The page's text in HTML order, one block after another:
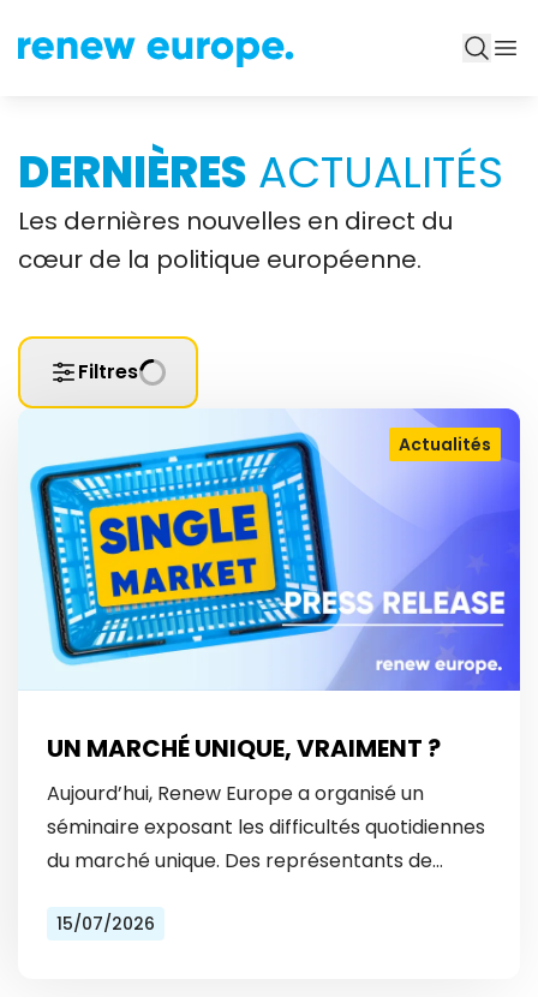
DERNIÈRES ACTUALITÉS
Les dernières nouvelles en direct du
cœur de la politique européenne.
Filtres
Actualités
UN MARCHÉ UNIQUE, VRAIMENT ?
Aujourd’hui, Renew Europe a organisé un
séminaire exposant les difficultés quotidiennes
du marché unique. Des représentants de
auxquels ils font face tous les…
15/07/2026